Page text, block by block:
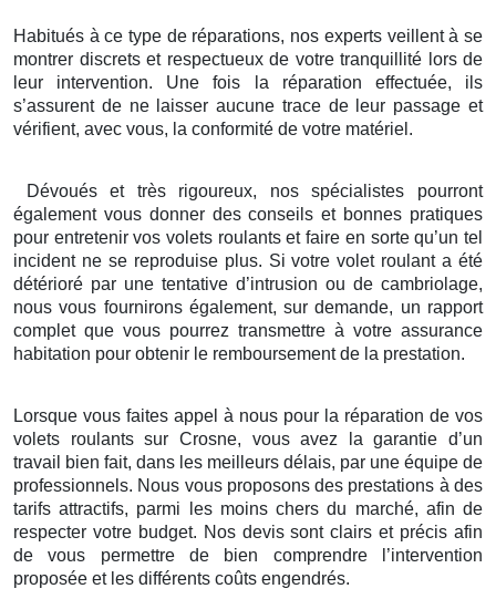
Habitués à ce type de réparations, nos experts veillent à se
montrer discrets et respectueux de votre tranquillité lors de
leur intervention. Une fois la réparation effectuée, ils
s’assurent de ne laisser aucune trace de leur passage et
vérifient, avec vous, la conformité de votre matériel.
Dévoués et très rigoureux, nos spécialistes pourront
également vous donner des conseils et bonnes pratiques
pour entretenir vos volets roulants et faire en sorte qu’un tel
incident ne se reproduise plus. Si votre volet roulant a été
détérioré par une tentative d’intrusion ou de cambriolage,
nous vous fournirons également, sur demande, un rapport
complet que vous pourrez transmettre à votre assurance
habitation pour obtenir le remboursement de la prestation.
Lorsque vous faites appel à nous pour la réparation de vos
volets roulants sur Crosne, vous avez la garantie d’un
travail bien fait, dans les meilleurs délais, par une équipe de
professionnels. Nous vous proposons des prestations à des
tarifs attractifs, parmi les moins chers du marché, afin de
respecter votre budget. Nos devis sont clairs et précis afin
de vous permettre de bien comprendre l’intervention
proposée et les différents coûts engendrés.